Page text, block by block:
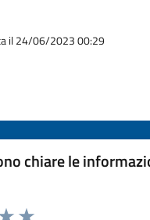
il 24/06/2023 00:29
chiare le
la pagina